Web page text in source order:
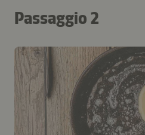
Passaggio 2